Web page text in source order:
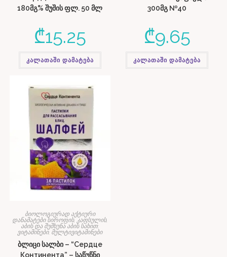
180მგ% შუშის ფლ. 50 მლ
₾15.25
კალათაში დამატება
300მგ №40
₾9.65
კალათაში დამატება
ბიოლოგიურად აქტიური
დანამატები სიროფის, კაფსულის,
აბის და შუშხუნა აბის სახით;
ვიტამინები, მულტივიტამინები
ბლიცი სალბი – “Сердце
Континента” – საწუწნი